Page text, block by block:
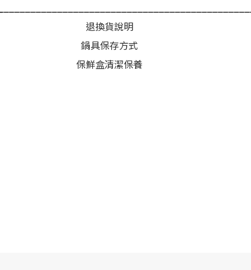
退換貨說明
鍋具保存方式
保鮮盒清潔保養